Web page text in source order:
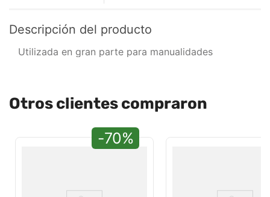
Descripción del producto
Utilizada en gran parte para manualidades
Otros clientes compraron
-70%